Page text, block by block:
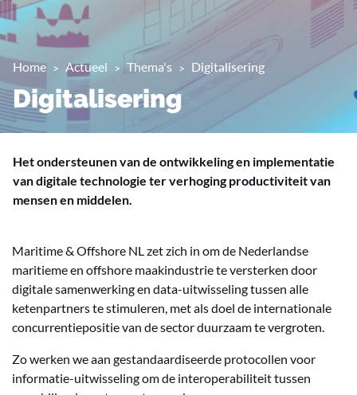
Home Actueel Thema's Digitalisering
Digitalisering
Het ondersteunen van de ontwikkeling en implementatie
van digitale technologie ter verhoging productiviteit van
mensen en middelen.
Maritime & Offshore NL zet zich in om de Nederlandse
maritieme en offshore maakindustrie te versterken door
digitale samenwerking en data-uitwisseling tussen alle
ketenpartners te stimuleren, met als doel de internationale
concurrentiepositie van de sector duurzaam te vergroten.
Zo werken we aan gestandaardiseerde protocollen voor
informatie-uitwisseling om de interoperabiliteit tussen